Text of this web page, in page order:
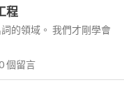
程
的領域。 我們才剛學會
個留言